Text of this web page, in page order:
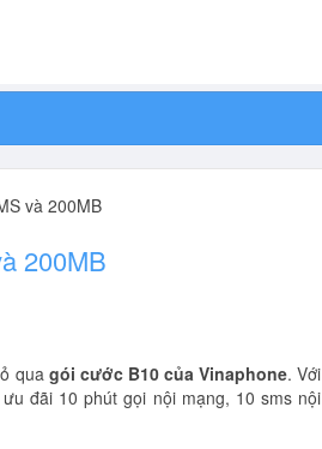
và 200MB
200MB
qua gói cước B10 của Vinaphone. Với
đãi 10 phút gọi nội mạng, 10 sms nội